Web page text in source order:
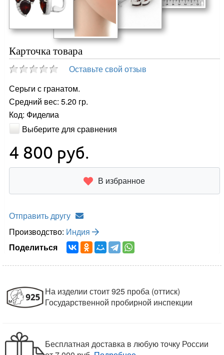
Карточка товара
Оставьте свой отзыв
Серьги с гранатом.
Средний вес: 5.20 гр.
Код: Фиделиа
Выберите для сравнения
4 800 руб.
В избранное
Отправить другу
Производство: Индия
Поделиться
На изделии стоит 925 проба (оттиск)
Государственной пробирной инспекции
Бесплатная доставка в любую точку России